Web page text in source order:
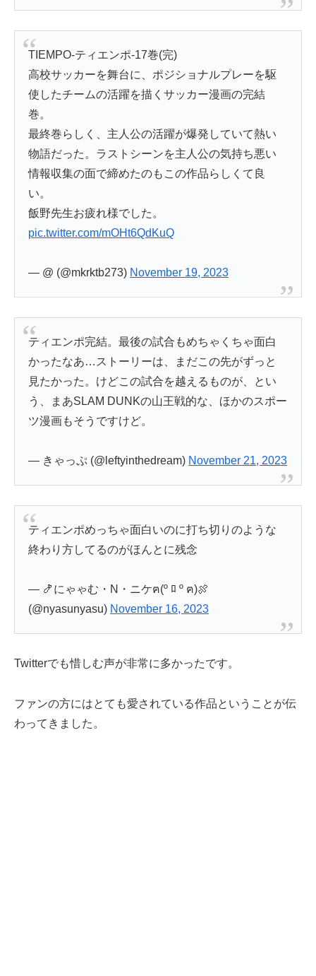
TIEMPO-ティエンポ-17巻(完)
高校サッカーを舞台に、ポジショナルプレーを駆
使したチームの活躍を描くサッカー漫画の完結
巻。
最終巻らしく、主人公の活躍が爆発していて熱い
物語だった。ラストシーンを主人公の気持ち悪い
情報収集の面で締めたのもこの作品らしくて良
い。
飯野先生お疲れ様でした。
pic.twitter.com/mOHt6QdKuQ
— @ (@mkrktb273) November 19, 2023
ティエンポ完結。最後の試合もめちゃくちゃ面白
かったなあ…ストーリーは、まだこの先がずっと
見たかった。けどこの試合を越えるものが、とい
う、まあSLAM DUNKの山王戦的な、ほかのスポー
ツ漫画もそうですけど。
— きゃっぷ (@leftyinthedream) November 21, 2023
ティエンポめっちゃ面白いのに打ち切りのような
終わり方してるのがほんとに残念
— 🍤にゃゃむ・N・ニケฅ(º ﾛ º ฅ)🍖
(@nyasunyasu) November 16, 2023
Twitterでも惜しむ声が非常に多かったです。
ファンの方にはとても愛されている作品ということが伝
わってきました。